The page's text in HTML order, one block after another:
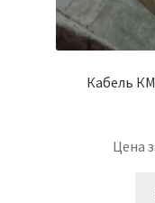
Кабель
Цена